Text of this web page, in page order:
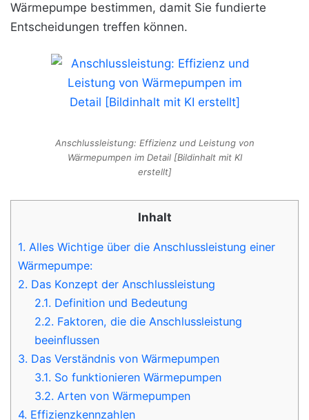
Wärmepumpe bestimmen, damit Sie fundierte
Entscheidungen treffen können.
Anschlussleistung: Effizienz und Leistung von
Wärmepumpen im Detail [Bildinhalt mit KI
erstellt]
Inhalt
1. Alles Wichtige über die Anschlussleistung einer
Wärmepumpe:
2. Das Konzept der Anschlussleistung
2.1. Definition und Bedeutung
2.2. Faktoren, die die Anschlussleistung
beeinflussen
3. Das Verständnis von Wärmepumpen
3.1. So funktionieren Wärmepumpen
3.2. Arten von Wärmepumpen
4. Effizienzkennzahlen